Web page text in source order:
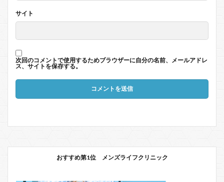
サイト
次回のコメントで使用するためブラウザーに自分の名前、メールアドレ
ス、サイトを保存する。
おすすめ第1位 メンズライフクリニック